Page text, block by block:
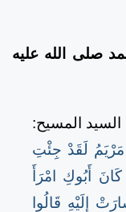
صلى الله عليه
السيد المسيح:
مَرْيَمُ لَقَدْ جِئْتِ
أَبُوكِ امْرَأَ
إِلَيْهِ قَالُوا